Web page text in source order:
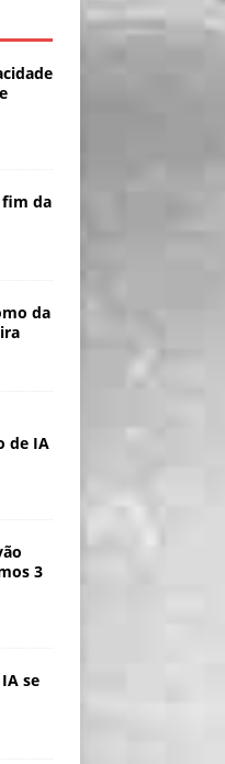
fim da
da
de IA
3
se